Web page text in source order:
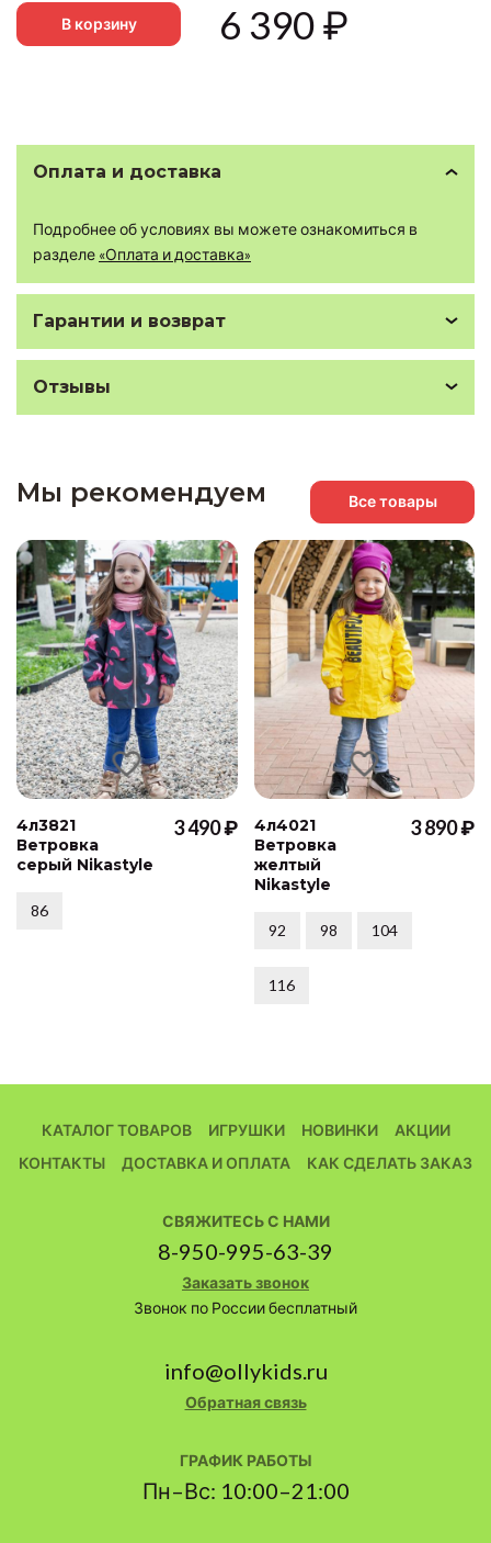
В корзину 6 390₽
Оплата и доставка
Подробнее об условиях вы можете ознакомиться в
разделе «Оплата и доставка»
Гарантии и возврат
Отзывы
Мы рекомендуем Все товары
4л3821
Ветровка
серый Nikastyle
3 490 ₽
86
4л4021
Ветровка
желтый
Nikastyle
3 890 ₽
92 98 104
116
КАТАЛОГ ТОВАРОВ ИГРУШКИ НОВИНКИ
АКЦИИ
КОНТАКТЫ
ДОСТАВКА И ОПЛАТА КАК СДЕЛАТЬ ЗАКАЗ
СВЯЖИТЕСЬ С НАМИ
8-950-995-63-39
Заказать звонок
Звонок по России бесплатный
info@ollykids.ru
Обратная связь
ГРАФИК РАБОТЫ
Пн–Вс: 10:00–21:00